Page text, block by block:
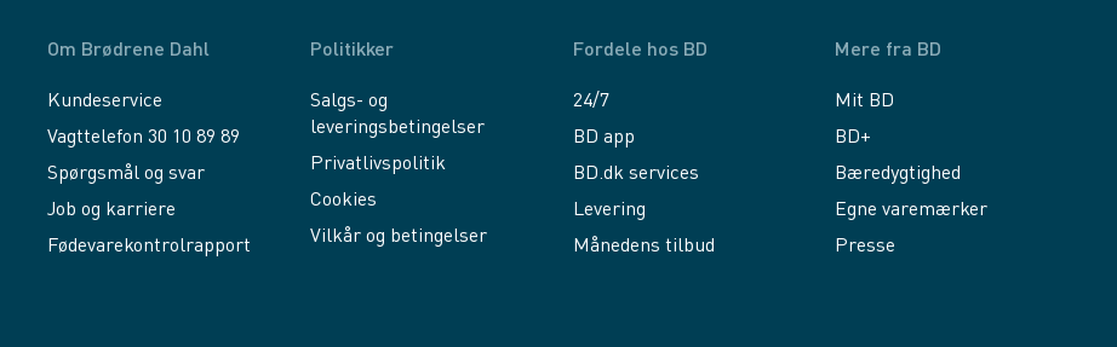
Om Brødrene Dahl
Kundeservice
Vagttelefon 30 10 89 89
Spørgsmål og svar
Job og karriere
Fødevarekontrolrapport
Politikker
Salgs- og
leveringsbetingelser
Privatlivspolitik
Cookies
Vilkår og betingelser
Fordele hos BD
24/7
BD app
BD.dk services
Levering
Månedens tilbud
Mere fra BD
Mit BD
BD+
Bæredygtighed
Egne varemærker
Presse